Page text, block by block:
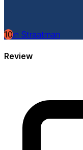
10
Ben Straatman
Review